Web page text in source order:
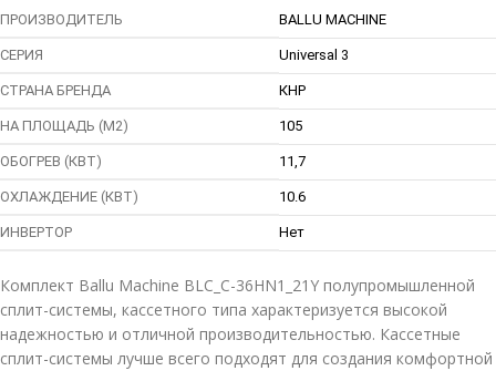
ПРОИЗВОДИТЕЛЬ BALLU MACHINE
СЕРИЯ Universal 3
СТРАНА БРЕНДА КНР
НА ПЛОЩАДЬ (М2) 105
ОБОГРЕВ (КВТ) 11,7
ОХЛАЖДЕНИЕ (КВТ) 10.6
ИНВЕРТОР Нет
Комплект Ballu Machine BLC_C-36HN1_21Y полупромышленной
сплит-системы, кассетного типа характеризуется высокой
надежностью и отличной производительностью. Кассетные
сплит-системы лучше всего подходят для создания комфортной